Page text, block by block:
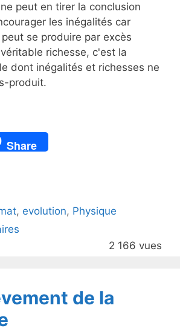
peut en tirer la conclusion
les inégalités car
se produire par excès
richesse, c'est la
dont inégalités et richesses ne
produit.
Share
, evolution, Physique
2 166 vues
de la